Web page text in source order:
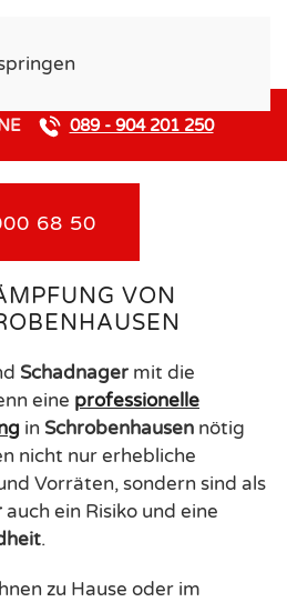
089 - 904 201 250
68 50
VON
Schadnager mit die
eine professionelle
in Schrobenhausen nötig
nicht nur erhebliche
Vorräten, sondern sind als
auch ein Risiko und eine
.
zu Hause oder im